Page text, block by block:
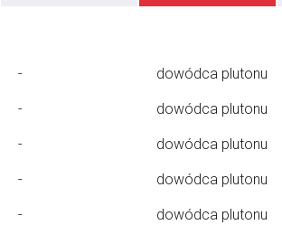
- dowódca plutonu
- dowódca plutonu
- dowódca plutonu
- dowódca plutonu
- dowódca plutonu